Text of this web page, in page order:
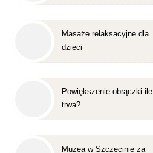
Masaże relaksacyjne dla
dzieci
Powiększenie obrączki ile
trwa?
Muzea w Szczecinie za